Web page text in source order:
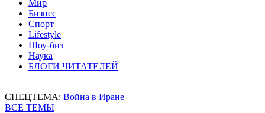
Мир
Бизнес
Спорт
Lifestyle
Шоу-биз
Наука
БЛОГИ ЧИТАТЕЛЕЙ
СПЕЦТЕМА: Война в Иране
ВСЕ ТЕМЫ